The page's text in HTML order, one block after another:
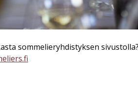
sommelieryhdistyksen